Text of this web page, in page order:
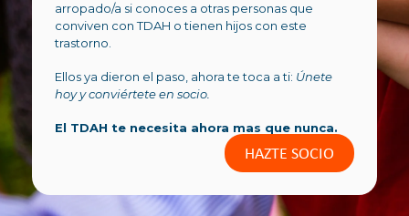
arropado/a si conoces a otras personas que
conviven con TDAH o tienen hijos con este
trastorno.
Ellos ya dieron el paso, ahora te toca a ti: Únete
hoy y conviértete en socio.
El TDAH te necesita ahora mas que nunca.
HAZTE SOCIO